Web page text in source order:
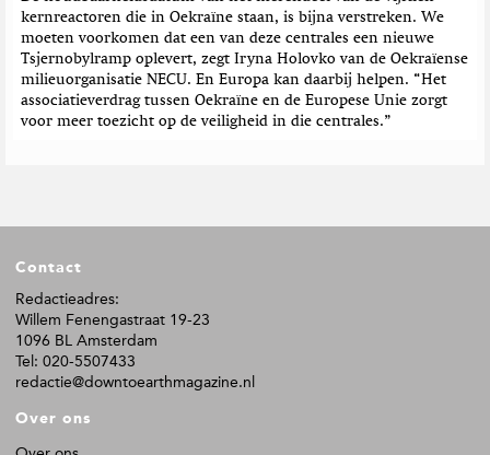
kernreactoren die in Oekraïne staan, is bijna verstreken. We
moeten voorkomen dat een van deze centrales een nieuwe
Tsjernobylramp oplevert, zegt Iryna Holovko van de Oekraïense
milieuorganisatie NECU. En Europa kan daarbij helpen. “Het
associatieverdrag tussen Oekraïne en de Europese Unie zorgt
voor meer toezicht op de veiligheid in die centrales.”
oContact
Redactieadres:
Willem Fenengastraat 19-23
1096 BL Amsterdam
Tel: 020-5507433
redactie@downtoearthmagazine.nl
Over ons